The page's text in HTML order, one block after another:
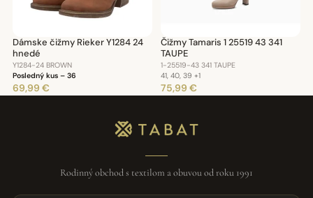
Dámske čižmy Rieker Y1284 24
hnedé
Y1284-24 BROWN
Posledný kus – 36
69,99 €
Čižmy Tamaris 1 25519 43 341
TAUPE
1-25519-43 341 TAUPE
41, 40, 39 +1
75,99 €
Rodinný obchod s textilom a obuvou od roku 1991